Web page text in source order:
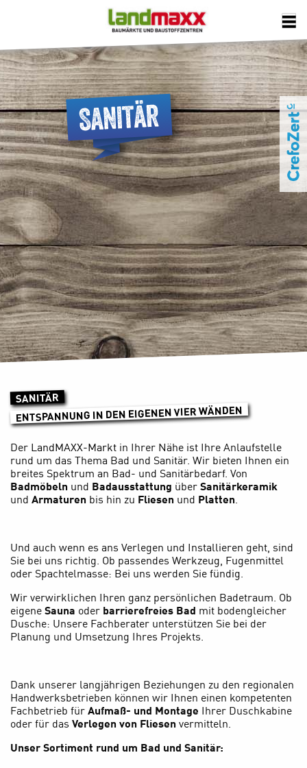
SANITÄR
ENTSPANNUNG IN DEN EIGENEN VIER WÄNDEN
Der LandMAXX-Markt in Ihrer Nähe ist Ihre Anlaufstelle
rund um das Thema Bad und Sanitär. Wir bieten Ihnen ein
breites Spektrum an Bad- und Sanitärbedarf. Von
Badmöbeln und Badausstattung überSanitärkeramik
und Armaturen bis hin zu Fliesen und Platten.
Und auch wenn es ans Verlegen und Installieren geht, sind
Sie bei uns richtig. Ob passendes Werkzeug, Fugenmittel
oder Spachtelmasse: Bei uns werden Sie fündig.
Wir verwirklichen Ihren ganz persönlichen Badetraum. Ob
eigeneSauna oder barrierefreies Bad mit bodengleicher
Dusche: Unsere Fachberater unterstützen Sie bei der
Planung und Umsetzung Ihres Projekts.
Dank unserer langjährigen Beziehungen zu den regionalen
Handwerksbetrieben können wir Ihnen einen kompetenten
Fachbetrieb fürAufmaß- und Montage Ihrer Duschkabine
oder für das Verlegen von Fliesenvermitteln.
Unser Sortiment rund um Bad und Sanitär: